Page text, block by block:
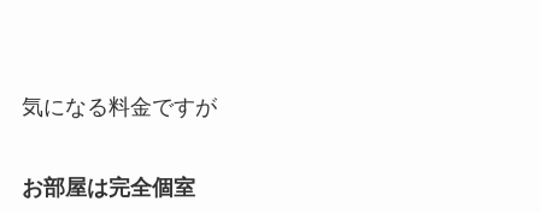
気になる料金ですが
お部屋は完全個室